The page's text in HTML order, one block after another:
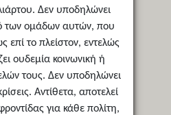
Δεν υποδηλώνει
των ομάδων αυτών, που
επί το πλείστον, εντελώς
ουδεμία κοινωνική ή
τους. Δεν υποδηλώνει
Αντίθετα, αποτελεί
για κάθε πολίτη,